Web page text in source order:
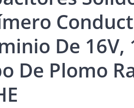
De 16V,
De Plomo